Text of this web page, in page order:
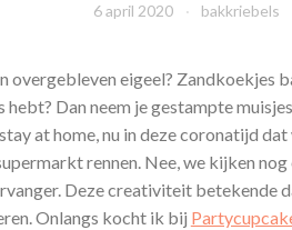
6 april 2020 bakkriebels
overgebleven eigeel? Zandkoekjes
hebt? Dan neem je gestampte
at home, nu in deze coronatijd
rennen. Nee, we kijken nog
Deze creativiteit betekende
Onlangs kocht ik bij